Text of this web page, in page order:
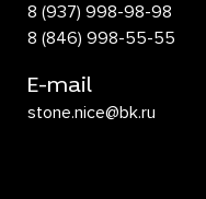
8 (937) 998-98-98
8 (846) 998-55-55
E-mail
stone.nice@bk.ru